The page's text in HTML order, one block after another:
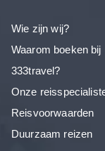
Wie zijn wij?
Waarom boeken bij
333travel?
Onze
Reisvoorwaarden
Duurzaam reizen